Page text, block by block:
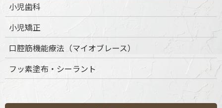
〒151-0063 東京都渋谷区富ケ谷1丁目51-4 代々木八幡メディカ
ルモール4階
ご予約・お問合せ：
インターネット予約：
小児歯科
小児矯正
口腔筋機能療法（マイオブレース）
フッ素塗布・シーラント